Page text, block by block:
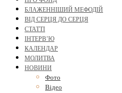
БЛАЖЕННІШИЙ МЕФОДІЙ
ВІД СЕРЦЯ ДО СЕРЦЯ
СТАТТІ
ІНТЕРВ’Ю
КАЛЕНДАР
МОЛИТВА
НОВИНИ
Фото
Відео